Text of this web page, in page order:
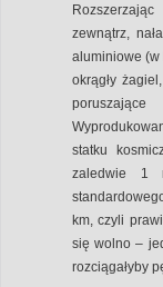
zewnątrz,
aluminiowe (w
okrągły
statku
zaledwie 1
km, czyli
się wolno –
rozciągałyby